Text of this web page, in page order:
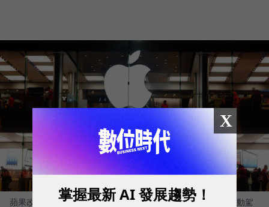
蘋果改變開發電動車全自動駕駛的目標，僅支援高速公路上自動駕
X
掌握最新 AI 發展趨勢！